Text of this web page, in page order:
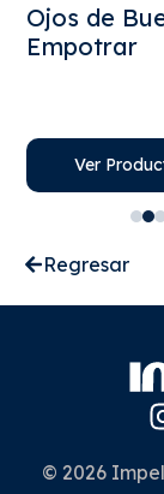
Ojos de
Empotrar
Ver
Regresar
© 2026